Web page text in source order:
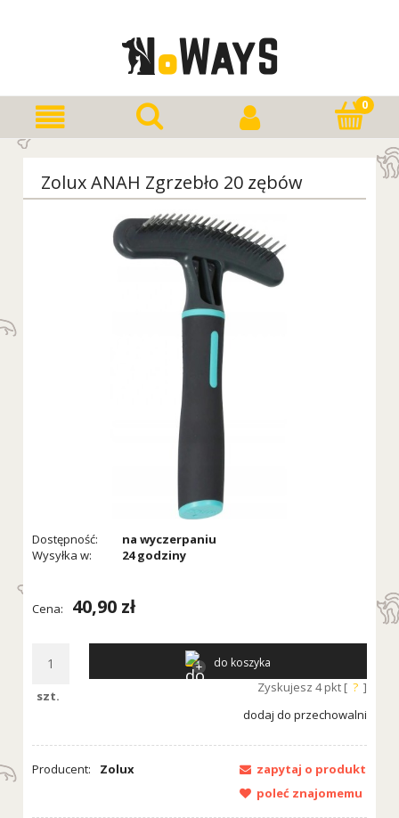
Zolux ANAH Zgrzebło 20 zębów
Dostępność:
na wyczerpaniu
Wysyłka w:
24 godziny
Cena: 40,90 zł
szt.
do koszyka
Zyskujesz 4pkt [ ? ]
dodaj do przechowalni
Producent: Zolux
zapytaj o produkt
poleć znajomemu